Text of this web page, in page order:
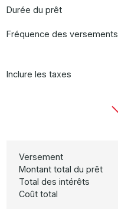
Durée du prêt
Fréquence des versements
Inclure les taxes
Versement
Montant total du prêt
Total des intérêts
Coût total